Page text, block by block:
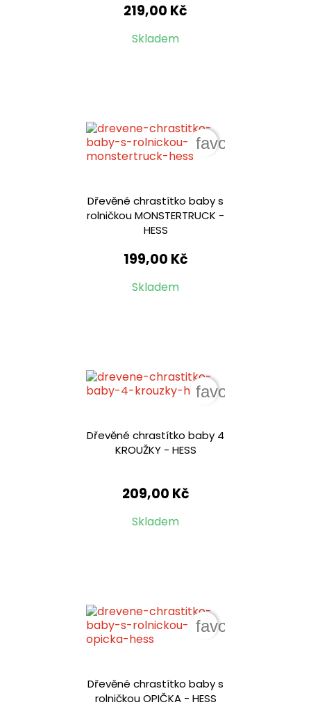
219,00 Kč
Skladem
Dřevěné chrastítko baby s
rolničkou MONSTERTRUCK -
HESS
199,00 Kč
Skladem
favorite_border
Dřevěné chrastítko baby 4
KROUŽKY - HESS
209,00 Kč
Skladem
favorite_border
Dřevěné chrastítko baby s
rolničkou OPIČKA - HESS
favorite_border